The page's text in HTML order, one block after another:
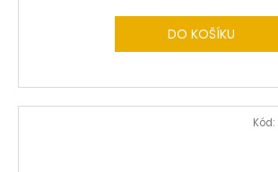
DO KOŠÍKU
Kód: